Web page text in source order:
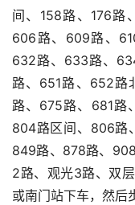
间、158路、176路
606路、609路、
632路、633路、
路、651路、652路
路、675路、681路
804路区间、806路
849路、878路、
2路、观光3路、双
或南门站下车，然后